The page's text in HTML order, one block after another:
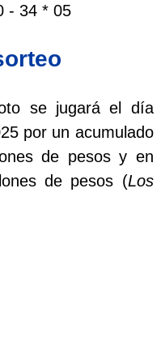
- 34 * 05
se jugará el día
por un acumulado
de pesos y en
de pesos (Los